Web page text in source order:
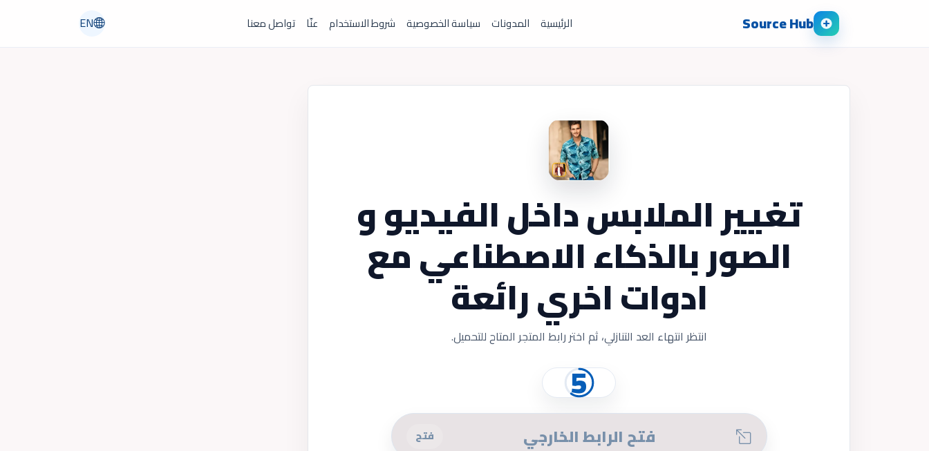
Source Hub الرئيسية المدونات سياسة الخصوصية شروط الاستخدام عنّا تواصل معنا EN
تغيير الملابس داخل الفيديو و
الصور بالذكاء الاصطناعي مع
ادوات اخري رائعة
انتظر انتهاء العد التنازلي، ثم اختر رابط المتجر المتاح للتحميل.
5
فتح الرابط الخارجي فتح